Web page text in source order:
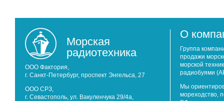
Морская
радиотехника
ООО Фактория,
г. Санкт-Петербург, проспект Энгельса, 27
ООО СРЗ,
г. Севастополь, ул. Вакуленчука 29/4а,
О
Группа
продажи
морской
радиобуями
Мы
мореходство,